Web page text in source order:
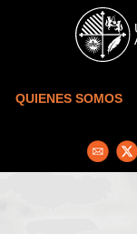
Skip to main content
QUIENES SOMOS